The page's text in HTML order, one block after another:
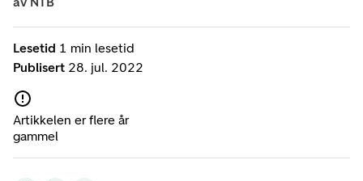
Lesetid 1 min lesetid
Publisert 28. jul. 2022
Artikkelen er flere år
gammel